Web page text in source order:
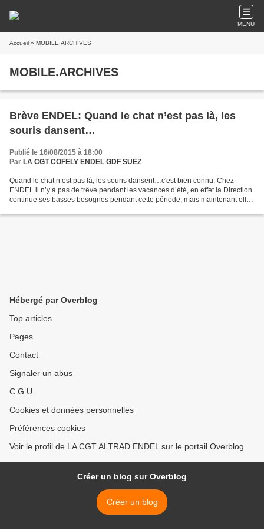
MENU
Accueil » MOBILE.ARCHIVES
MOBILE.ARCHIVES
Brève ENDEL: Quand le chat n’est pas là, les
souris dansent…
Publié le 16/08/2015 à 18:00
Par LA CGT COFELY ENDEL GDF SUEZ
Quand le chat n’est pas là, les souris dansent…c'est bien connu. Chez
ENDEL il n’y à pas de trêve pendant les vacances d’été, en effet la Direction
continue ses basses besognes pendant cette période, mais maintenant elle
Hébergé par Overblog
Top articles
Pages
Contact
Signaler un abus
C.G.U.
Cookies et données personnelles
Préférences cookies
Voir le profil de LA CGT ALTRAD ENDEL sur le portail Overblog
Créer un blog sur Overblog
Créer un blog